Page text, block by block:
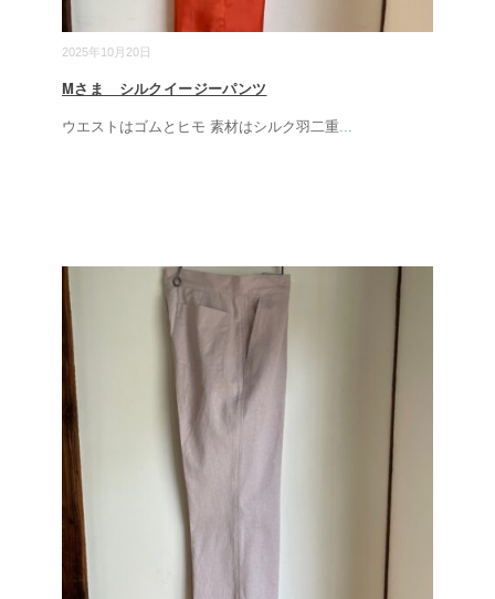
2025年10月20日
Mさま シルクイージーパンツ
ウエストはゴムとヒモ 素材はシルク羽二重...